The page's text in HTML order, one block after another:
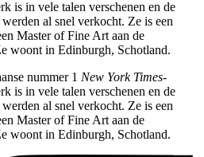
is in vele talen verschenen en de
al snel verkocht. Ze is een
Master of Fine Art aan de
woont in Edinburgh, Schotland.
nummer 1 New York Times-
is in vele talen verschenen en de
al snel verkocht. Ze is een
Master of Fine Art aan de
woont in Edinburgh, Schotland.